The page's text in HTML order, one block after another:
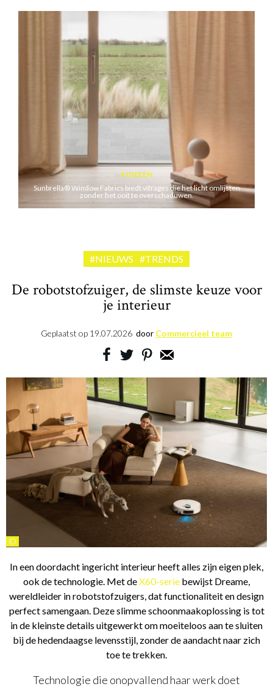
IDEEËN
Sunbrella® Window Fabrics biedt vitrages die het licht omlijsten
zonder het ooit te overschaduwen.
#NIEUWS #TRENDS
De robotstofzuiger, de slimste keuze voor
je interieur
Geplaatst op 19.07.2026 door Commercieel team
©
In een doordacht ingericht interieur heeft alles zijn eigen plek,
ook de technologie. Met deX60-serie bewijst Dreame,
wereldleider in robotstofzuigers, dat functionaliteit en design
perfect samengaan. Deze slimme schoonmaakoplossing is tot
in de kleinste details uitgewerkt om moeiteloos aan te sluiten
bij de hedendaagse levensstijl, zonder de aandacht naar zich
toe te trekken.
Technologie die onopvallend haar werk doet